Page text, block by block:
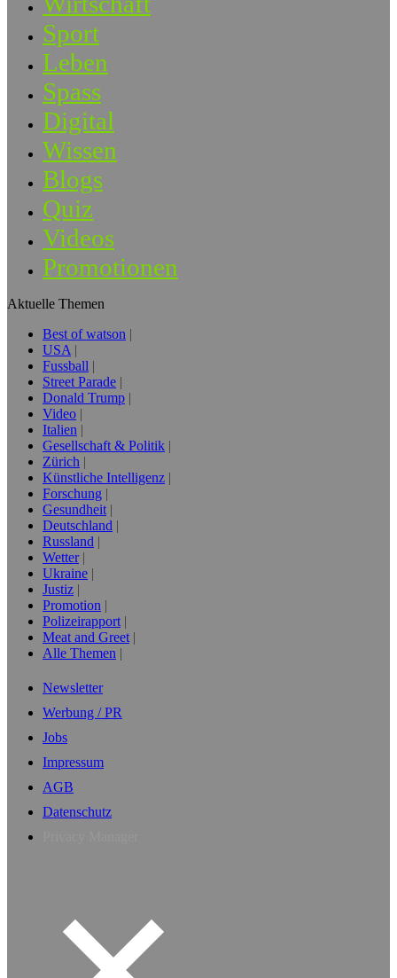
Sport
Leben
Spass
Digital
Wissen
Blogs
Quiz
Videos
Promotionen
Aktuelle Themen
Best of watson
USA
Fussball
Street Parade
Donald Trump
Video
Italien
Gesellschaft & Politik
Zürich
Künstliche Intelligenz
Forschung
Gesundheit
Deutschland
Russland
Wetter
Ukraine
Justiz
Promotion
Polizeirapport
Meat and Greet
Alle Themen
Newsletter
Werbung / PR
Jobs
Impressum
AGB
Datenschutz